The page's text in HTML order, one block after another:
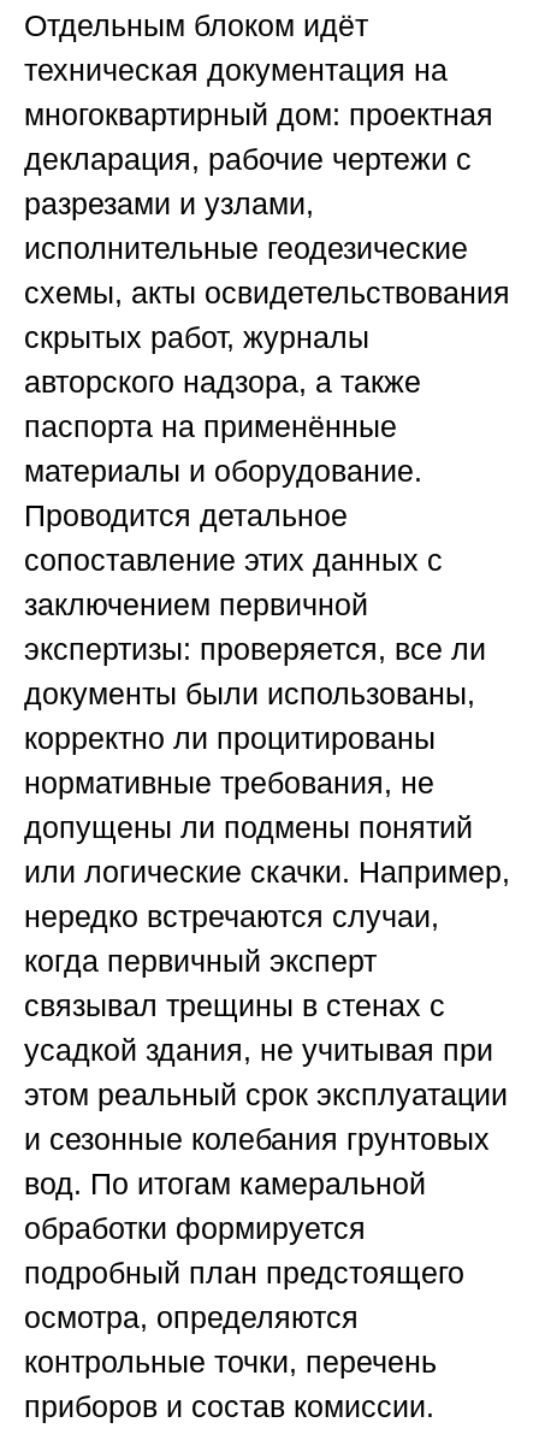
Отдельным блоком идёт
техническая документация на
многоквартирный дом: проектная
декларация, рабочие чертежи с
разрезами и узлами,
исполнительные геодезические
схемы, акты освидетельствования
скрытых работ, журналы
авторского надзора, а также
паспорта на применённые
материалы и оборудование.
Проводится детальное
сопоставление этих данных с
заключением первичной
экспертизы: проверяется, все ли
документы были использованы,
корректно ли процитированы
нормативные требования, не
допущены ли подмены понятий
или логические скачки. Например,
нередко встречаются случаи,
когда первичный эксперт
связывал трещины в стенах с
усадкой здания, не учитывая при
этом реальный срок эксплуатации
и сезонные колебания грунтовых
вод. По итогам камеральной
обработки формируется
подробный план предстоящего
осмотра, определяются
контрольные точки, перечень
приборов и состав комиссии.